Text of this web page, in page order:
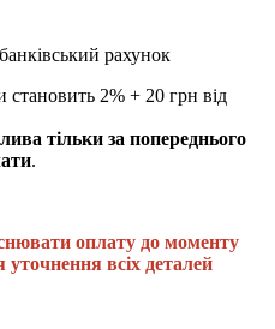
рахунок
становить 2% + 20 грн від
тільки за попереднього
.
оплату до моменту
всіх деталей